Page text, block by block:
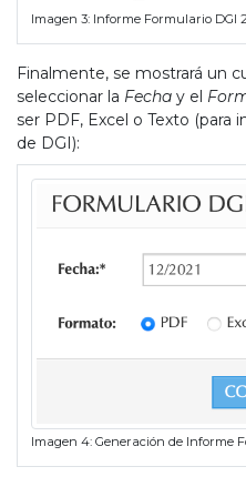
Imagen 3: Informe Formulario DGI
Finalmente, se mostrará un
seleccionar la Fecha y el
ser PDF, Excel o Texto (para
de DGI):
Imagen 4: Generación de Informe